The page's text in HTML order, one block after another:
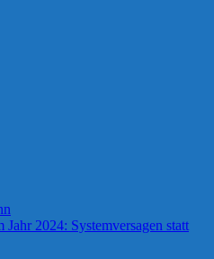
2024: Systemversagen statt